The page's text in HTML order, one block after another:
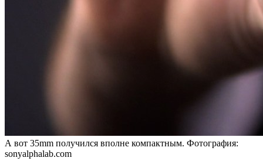
А вот 35mm получился вполне компактным. Фотография:
sonyalphalab.com